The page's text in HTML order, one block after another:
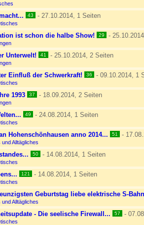
43 - 27.10.2014, 1 Seiten
ist schon die halbe Show! 29 -
Unterwelt! 41 - 25.10.2014, 2 Seiten
Einfluß der Schwerkraft! 36 - 09.10.2014, 1
1993 37 - 18.09.2014, 2 Seiten
49 - 24.08.2014, 1 Seiten
Hohenschönhausen anno 2014... 51 -
und Alltägliches
50 - 14.08.2014, 1 Seiten
121 - 14.08.2014, 1 Seiten
Geburtstag liebe elektrische S-
und Alltägliches
- Die seelische Firewall... 57 -